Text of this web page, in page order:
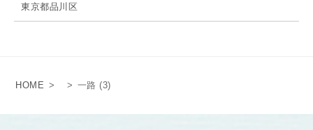
東京都品川区
HOME > > 一路 (3)